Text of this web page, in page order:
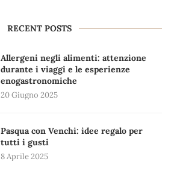
RECENT POSTS
Allergeni negli alimenti: attenzione
durante i viaggi e le esperienze
enogastronomiche
20 Giugno 2025
Pasqua con Venchi: idee regalo per
tutti i gusti
8 Aprile 2025